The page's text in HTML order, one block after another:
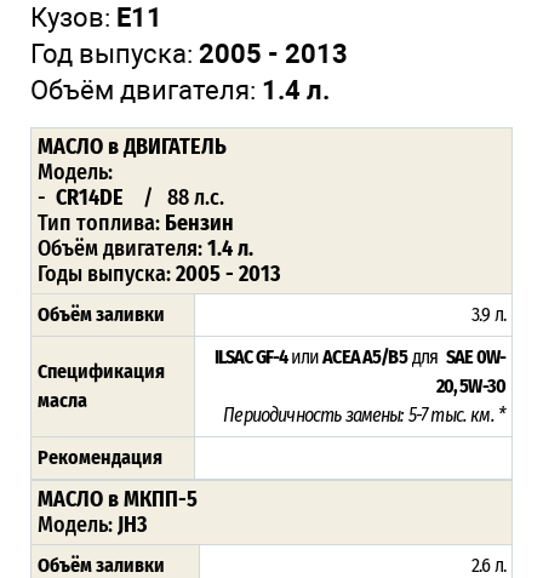
Кузов: E11
Год выпуска: 2005 - 2013
Объём двигателя: 1.4 л.
МАСЛО в ДВИГАТЕЛЬ
Модель:
- CR14DE / 88 л.с.
Тип топлива: Бензин
Объём двигателя:1.4 л.
Годы выпуска:2005 - 2013
Объём заливки 3.9 л.
Спецификация
масла
ILSAC GF-4илиACEA A5/B5для SAE 0W-
20, 5W-30
Периодичность замены: 5-7 тыс. км. *
Рекомендация
МАСЛО в МКПП-5
Модель: JH3
Объём заливки 2.6 л.